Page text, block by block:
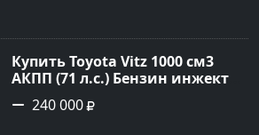
Авторынок23
Купить Toyota Vitz 1000 см3
АКПП (71 л.с.) Бензин инжектор
в Раевская: цвет Серебристый
Хетчбэк 2005 года по цене
240 000